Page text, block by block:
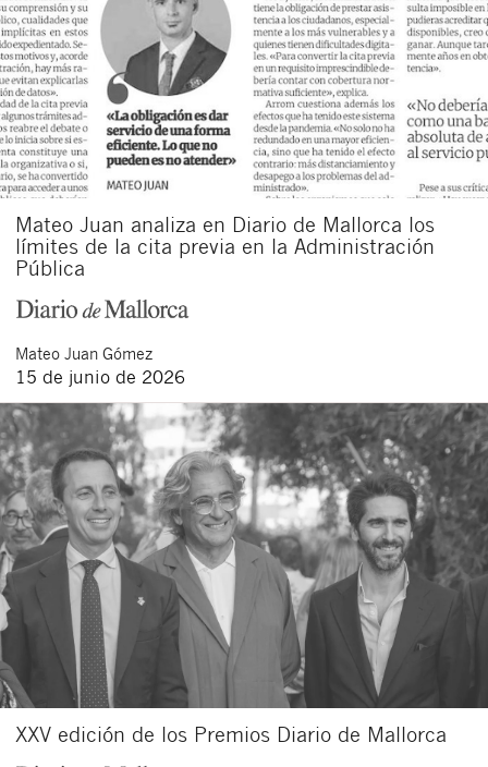
Mateo Juan analiza en Diario de Mallorca los
límites de la cita previa en la Administración
Pública
Mateo Juan Gómez
15 de junio de 2026
XXV edición de los Premios Diario de Mallorca